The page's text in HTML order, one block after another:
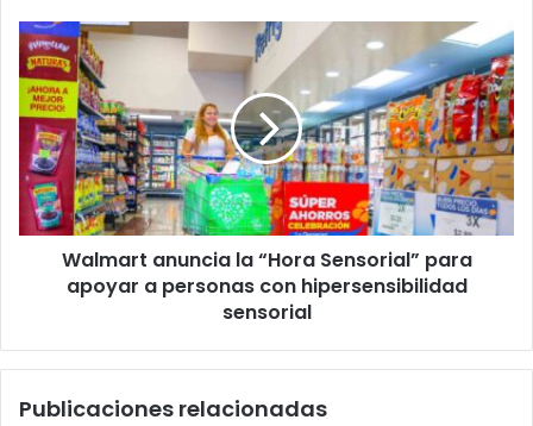
HOPAC
El
Salvador
Walmart
anuncia
la
“Hora
Sensorial”
para
apoyar
a
personas
hipersensibilidad
Walmart anuncia la “Hora Sensorial” para
apoyar a personas con hipersensibilidad
sensorial
Publicaciones relacionadas